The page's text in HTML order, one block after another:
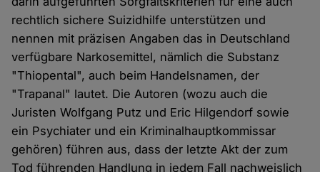
rechtlich sichere Suizidhilfe unterstützen und
nennen mit präzisen Angaben das in Deutschland
verfügbare Narkosemittel, nämlich die Substanz
"Thiopental", auch beim Handelsnamen, der
"Trapanal" lautet. Die Autoren (wozu auch die
Juristen Wolfgang Putz und Eric Hilgendorf sowie
ein Psychiater und ein Kriminalhauptkommissar
gehören) führen aus, dass der letzte Akt der zum
Tod führenden Handlung in jedem Fall nachweislich